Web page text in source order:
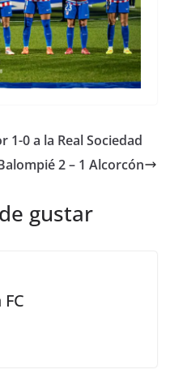
1-0 a la Real Sociedad
2 – 1 Alcorcón
gustar